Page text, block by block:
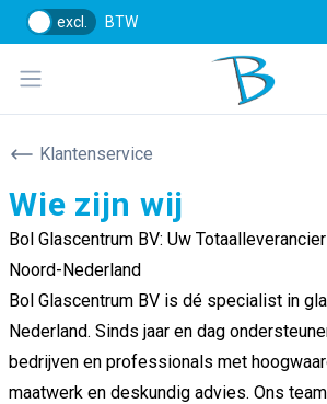
excl. BTW
Open menu
Bol Glascentrum
Klantenservice
Wie zijn wij
Bol Glascentrum BV: Uw
Noord-Nederland
Bol Glascentrum BV is dé specialist in
Nederland. Sinds jaar en dag
bedrijven en professionals met
maatwerk en deskundig advies. Ons